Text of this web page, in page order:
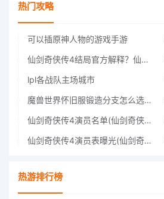
热门攻略
可以插原神人物的游戏手游
仙剑奇侠传4结局官方解释？仙剑四结局深度解析
lpl各战队主场城市
魔兽世界怀旧服锻造分支怎么选择60年代分支选择推荐
仙剑奇侠传4演员名单(仙剑奇侠传4四大主角)
仙剑奇侠传4演员表曝光(仙剑奇侠传4人物详细信息)
热游排行榜